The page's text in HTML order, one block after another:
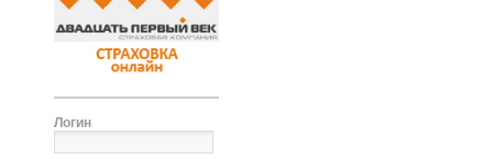
Логин